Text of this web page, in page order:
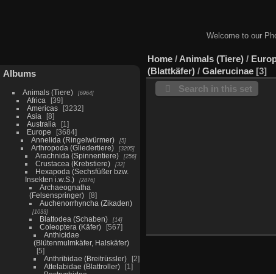
Welcome to our
Albums
Animals (Tiere) 6964
Africa
39
Americas
3232
Asia
8
Australia
1
Europe
3684
Annelida (Ringelwürmer)
5
Arthropoda (Gliedertiere) 3205
Arachnida (Spinnentiere) 256
Crustacea (Krebstiere) 32
Hexapoda (Sechsfüßer bzw.
Insekten i.w.S.)
2876
Archaeognatha
(Felsenspringer)
8
Auchenorrhyncha (Zikaden)
1033
Blattodea (Schaben) 14
Coleoptera (Käfer)
567
Anthicidae
(Blütenmulmkäfer, Halskäfer)
5
Anthribidae (Breitrüssler)
2
Attelabidae (Blattroller)
1
Home / Animals (Tiere) /
(Blattkäfer) / Galerucinae 3
Search in this set